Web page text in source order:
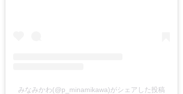
みなみかわ(@p_minamikawa)がシェアした投稿